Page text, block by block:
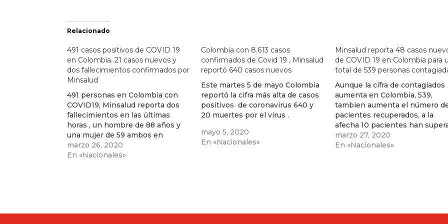
Relacionado
491 casos positivos de COVID 19
en Colombia. 21 casos nuevos y
dos fallecimientos confirmados por
Minsalud
491 personas en Colombia con
COVID19, Minsalud reporta dos
fallecimientos en las últimas
horas , un hombre de 88 años y
una mujer de 59 ambos en
Bogotá. 8 pacientes se han
recuperado
marzo 26, 2020
En «Nacionales»
Colombia con 8.613 casos
confirmados de Covid 19 , Minsalud
reportó 640 casos nuevos
Este martes 5 de mayo Colombia
reportó la cifra más alta de casos
positivos de coronavirus 640 y
20 muertes por el virus .
mayo 5, 2020
En «Nacionales»
Minsalud reporta 48 casos
de COVID 19 en Colombia para
total de 539 personas
Aunque la cifra de contagiados
aumenta en Colombia, 539,
tambien aumenta el número
pacientes recuperados, a la
afecha 10 pacientes han
el COVID19.
marzo 27, 2020
En «Nacionales»